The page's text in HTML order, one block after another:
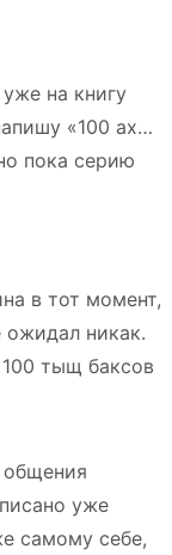
на книгу
«100 ах…
пока серию
в тот момент,
ожидал никак.
тыщ баксов
уже
самому себе,